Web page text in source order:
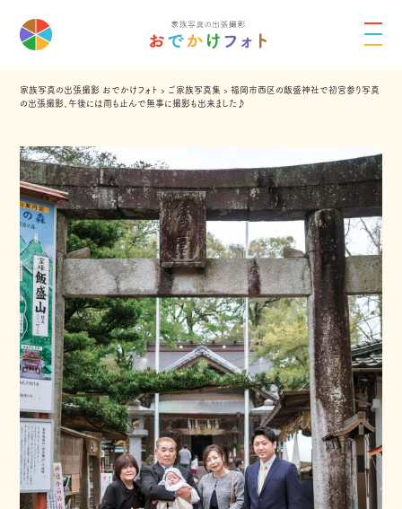
家族写真の出張撮影 おでかけフォト › ご家族写真集 ›福岡市西区の飯盛神社で初宮参り写真
の出張撮影、午後には雨も止んで無事に撮影も出来ました♪